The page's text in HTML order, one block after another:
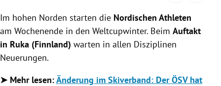
Im hohen Norden starten die Nordischen Athleten
am Wochenende in den Weltcupwinter. Beim Auftakt
in Ruka (Finnland) warten in allen Disziplinen
Neuerungen.
➤ Mehr lesen:Änderung im Skiverband: Der ÖSV hat